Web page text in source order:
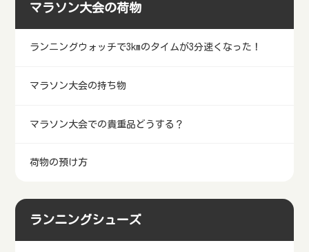
マラソン大会の荷物
ランニングウォッチで3kmのタイムが3分速くなった！
マラソン大会の持ち物
マラソン大会での貴重品どうする？
荷物の預け方
ランニングシューズ